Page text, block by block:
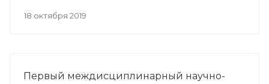
18 октября 2019
Первый междисциплинарный научно-